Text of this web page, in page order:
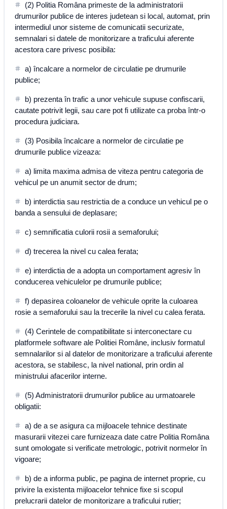
(2) Politia Româna primeste de la administratorii
drumurilor publice de interes judetean si local, automat, prin
intermediul unor sisteme de comunicatii securizate,
semnalari si datele de monitorizare a traficului aferente
acestora care privesc posibila:
a) încalcare a normelor de circulatie pe drumurile
publice;
b) prezenta în trafic a unor vehicule supuse confiscarii,
cautate potrivit legii, sau care pot fi utilizate ca proba într-o
procedura judiciara.
(3) Posibila încalcare a normelor de circulatie pe
drumurile publice vizeaza:
a) limita maxima admisa de viteza pentru categoria de
vehicul pe un anumit sector de drum;
b) interdictia sau restrictia de a conduce un vehicul pe o
banda a sensului de deplasare;
c) semnificatia culorii rosii a semaforului;
d) trecerea la nivel cu calea ferata;
e) interdictia de a adopta un comportament agresiv în
conducerea vehiculelor pe drumurile publice;
f) depasirea coloanelor de vehicule oprite la culoarea
rosie a semaforului sau la trecerile la nivel cu calea ferata.
(4) Cerintele de compatibilitate si interconectare cu
platformele software ale Politiei Române, inclusiv formatul
semnalarilor si al datelor de monitorizare a traficului aferente
acestora, se stabilesc, la nivel national, prin ordin al
ministrului afacerilor interne.
(5) Administratorii drumurilor publice au urmatoarele
obligatii:
a) de a se asigura ca mijloacele tehnice destinate
masurarii vitezei care furnizeaza date catre Politia Româna
sunt omologate si verificate metrologic, potrivit normelor în
vigoare;
b) de a informa public, pe pagina de internet proprie, cu
privire la existenta mijloacelor tehnice fixe si scopul
prelucrarii datelor de monitorizare a traficului rutier;